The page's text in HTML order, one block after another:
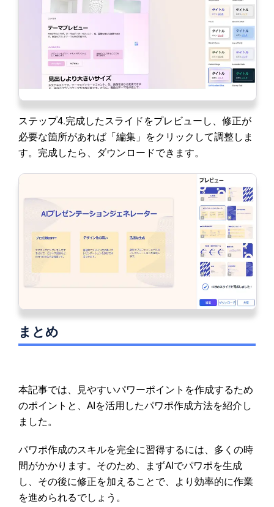
ステップ4.完成したスライドをプレビューし、修正が
必要な箇所があれば「編集」をクリックして調整しま
す。完成したら、ダウンロードできます。
まとめ
本記事では、見やすいパワーポイントを作成するため
のポイントと、AIを活用したパワポ作成方法を紹介し
ました。
パワポ作成のスキルを完全に習得するには、多くの時
間がかかります。そのため、まずAIでパワポを生成
し、その後に修正を加えることで、より効率的に作業
を進められるでしょう。